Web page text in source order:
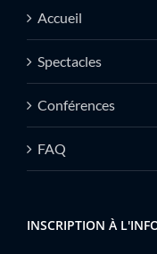
Accueil
Spectacles
Conférences
FAQ
INSCRIPTION À